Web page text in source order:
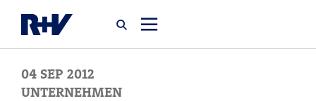
Startseite
04 SEP 2012
UNTERNEHMEN